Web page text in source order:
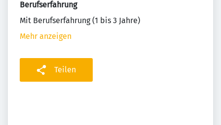
Berufserfahrung
Mit Berufserfahrung (1 bis 3 Jahre)
Mehr anzeigen
Teilen